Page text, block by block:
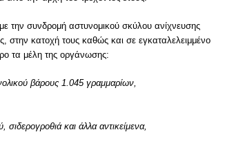
την συνδρομή αστυνομικού σκύλου ανίχνευσης
στην κατοχή τους καθώς και σε εγκαταλελειμμένο
τα μέλη της οργάνωσης:
βάρους 1.045 γραμμαρίων,
και άλλα αντικείμενα,